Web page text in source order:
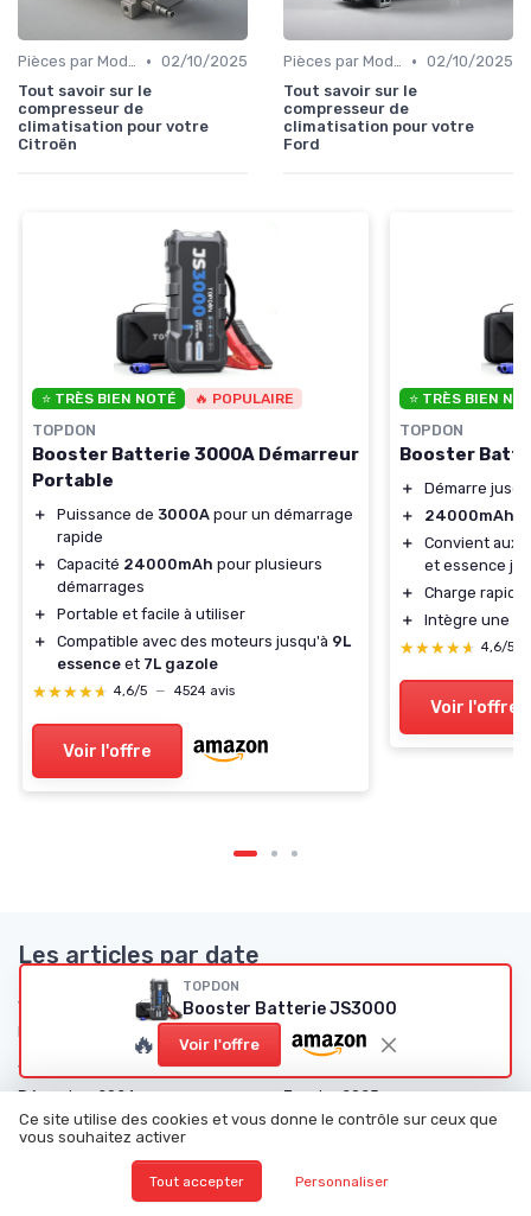
Pièces par Modèle de Voiture • 02/10/2025
Tout savoir sur le
compresseur de
climatisation pour votre
Citroën
Pièces par Modèle de Voiture • 02/10/2025
Tout savoir sur le
compresseur de
climatisation pour votre
Ford
⭐ TRÈS BIEN NOTÉ 🔥 POPULAIRE
TOPDON
Booster Batterie 3000A Démarreur
Portable
＋ Puissance de 3000A pour un démarrage
rapide
＋
Capacité 24000mAh pour plusieurs
démarrages
＋
Portable et facile à utiliser
＋
Compatible avec des moteurs jusqu'à 9L
essence et 7L gazole
★★★★★
★★★★★ 4,6/5 — 4524 avis
Voir l'offre
⭐ TRÈS BIEN
TOPDON
Booster
＋
Démarre
＋
24000mAh
＋
Convient aux
et essence
＋
Charge
＋
Intègre une
★★★★★
★★★★★ 4,6/5
Voir l'offre
TOPDON
Booster Batterie JS3000
🔥 Voir l'offre
Les articles par date
Janvier 2024
Février 2024
Mars 2024
Juin 2024
Juillet 2024
Décembre 2024
Janvier 2025
Février 2025
Mars 2025
Juillet 2025
Ce site utilise des cookies et vous donne le contrôle sur ceux que
vous souhaitez activer
Tout accepter Personnaliser